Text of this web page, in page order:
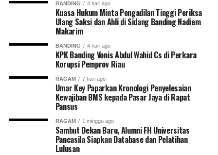
BANDING 4 hari ago
Kuasa Hukum Minta Pengadilan Tinggi Periksa
Ulang Saksi dan Ahli di Sidang Banding Nadiem
Makarim
BANDING 4 hari ago
KPK Banding Vonis Abdul Wahid Cs di Perkara
Korupsi Pemprov Riau
RAGAM 7 hari ago
Umar Key Paparkan Kronologi Penyelesaian
Kewajiban BMS kepada Pasar Jaya di Rapat
Pansus
RAGAM 1 minggu ago
Sambut Dekan Baru, Alumni FH Universitas
Pancasila Siapkan Database dan Pelatihan
Lulusan